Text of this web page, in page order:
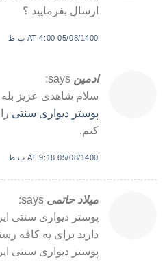
ارسال بفرمایید ؟
05/08/1400 AT 4:00 ب.ظ
ادمین says:
سلام شاهدی عزیز
پوستر دیواری سنتی
کنم.
05/08/1400 AT 9:18 ب.ظ
میلاد حاتمی says:
پوستر دیواری سنتی
دارید برای یه کافه
پوستر دیواری سنتی